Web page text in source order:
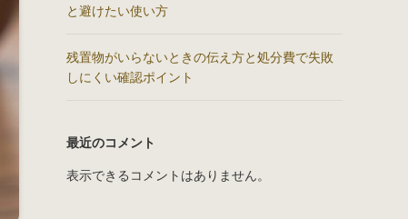
と避けたい使い方
残置物がいらないときの伝え方と処分費で失敗
しにくい確認ポイント
最近のコメント
表示できるコメントはありません。